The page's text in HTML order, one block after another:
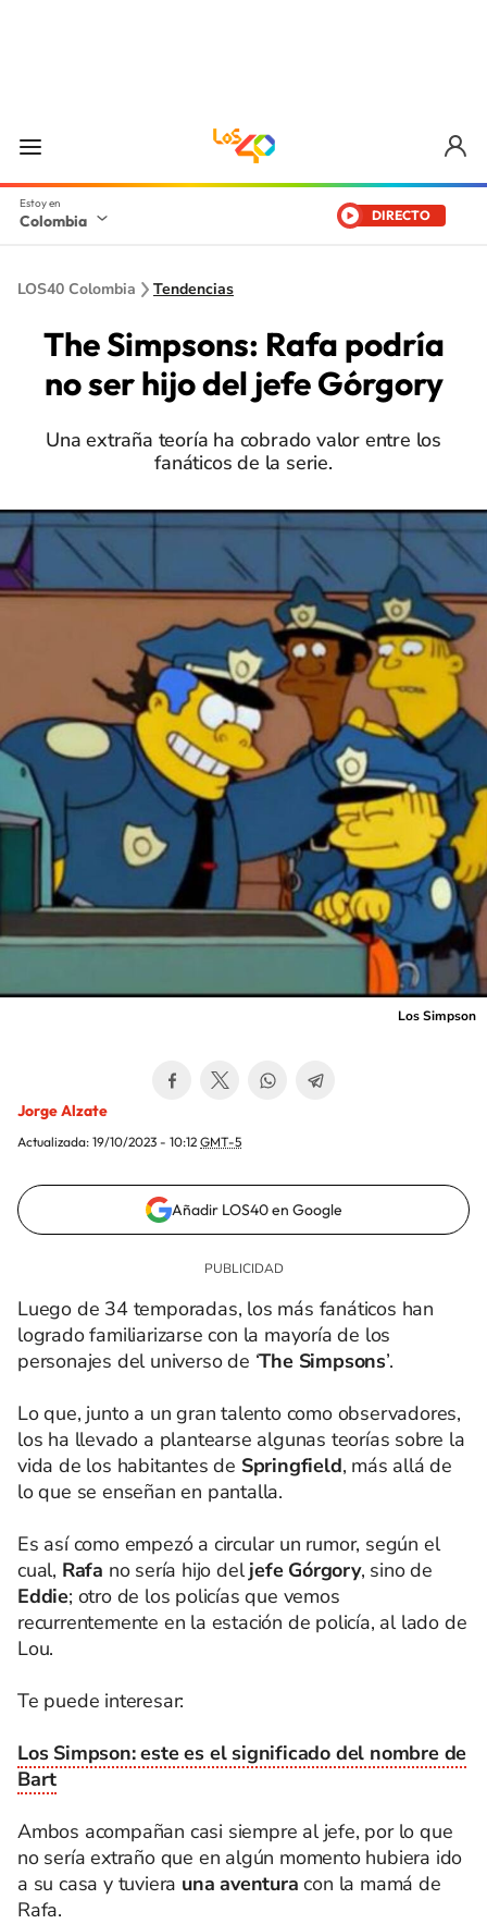
Colombia DIRECTO
LOS40 Colombia Tendencias
The Simpsons: Rafa podría
no ser hijo del jefe Górgory
Una extraña teoría ha cobrado valor entre los
fanáticos de la serie.
Los Simpson
Jorge Alzate
Actualizada: 19/10/2023 - 10:12 GMT-5
Añadir LOS40 en Google
Luego de 34 temporadas, los más fanáticos han
logrado familiarizarse con la mayoría de los
personajes del universo de ‘The Simpsons’.
Lo que, junto a un gran talento como observadores,
los ha llevado a plantearse algunas teorías sobre la
vida de los habitantes de Springfield, más allá de
lo que se enseñan en pantalla.
Es así como empezó a circular un rumor, según el
cual, Rafa no sería hijo deljefe Górgory, sino de
Eddie; otro de los policías que vemos
recurrentemente en la estación de policía, al lado de
Lou.
Te puede interesar:
Los Simpson: este es el significado del nombre de
Bart
Ambos acompañan casi siempre al jefe, por lo que
no sería extraño que en algún momento hubiera ido
a su casa y tuviera una aventura con la mamá de
Rafa.